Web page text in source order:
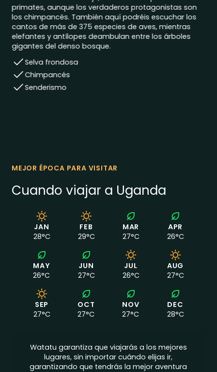
primates, aunque los verdaderos protagonistas son
los chimpancés. También aquí podréis escuchar los
cantos de más de 375 especies de aves, mientras
elefantes y antílopes deambulan entre los árboles
gigantes del denso bosque.
Selva frondosa
Chimpancés
Senderismo
MEJOR ÉPOCA PARA VISITAR
Cuando viajar a Uganda
JAN
28°C
FEB
29°C
MAR
27°C
APR
26°C
MAY
26°C
JUN
27°C
JUL
26°C
AUG
27°C
27°C
27°C
27°C
28°C